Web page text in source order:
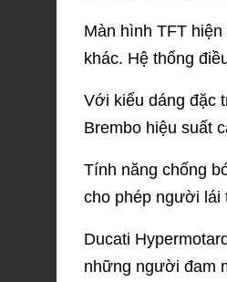
Màn hình TFT
khác. Hệ thống
Với kiểu dáng đặc
Brembo hiệu suất
Tính năng chống
cho phép người lái
Ducati
những người đam